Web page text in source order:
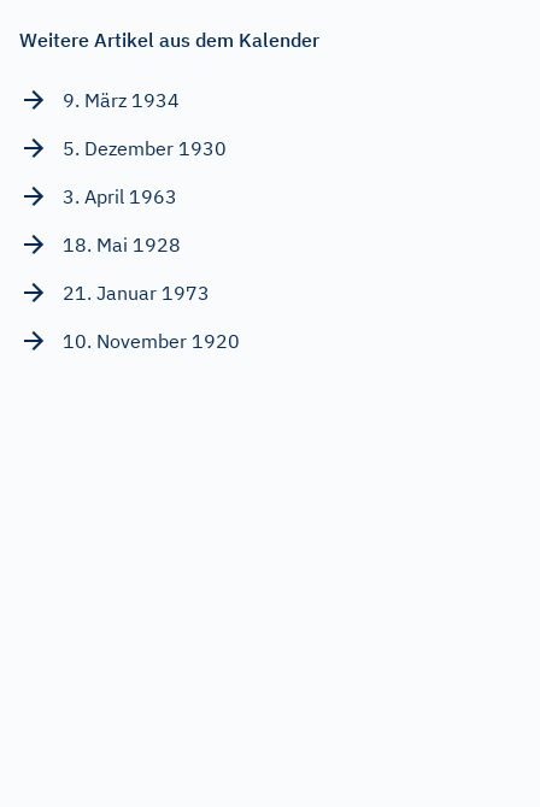
Weitere Artikel aus dem Kalender
9. März 1934
5. Dezember 1930
3. April 1963
18. Mai 1928
21. Januar 1973
10. November 1920